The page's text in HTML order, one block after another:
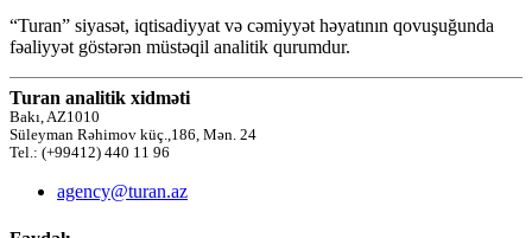
“Turan” siyasət, iqtisadiyyat və cəmiyyət həyatının qovuşuğunda
fəaliyyət göstərən müstəqil analitik qurumdur.
Turan analitik xidməti
Bakı, AZ1010
Süleyman Rəhimov küç.,186, Mən. 24
Tel.: (+99412) 440 11 96
agency@turan.az